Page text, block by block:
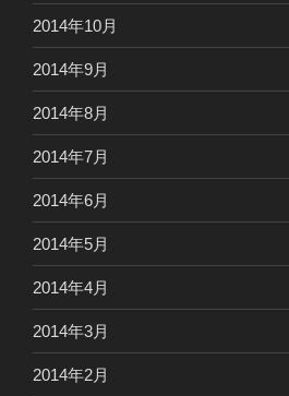
2014年10月
2014年9月
2014年8月
2014年7月
2014年6月
2014年5月
2014年4月
2014年3月
2014年2月